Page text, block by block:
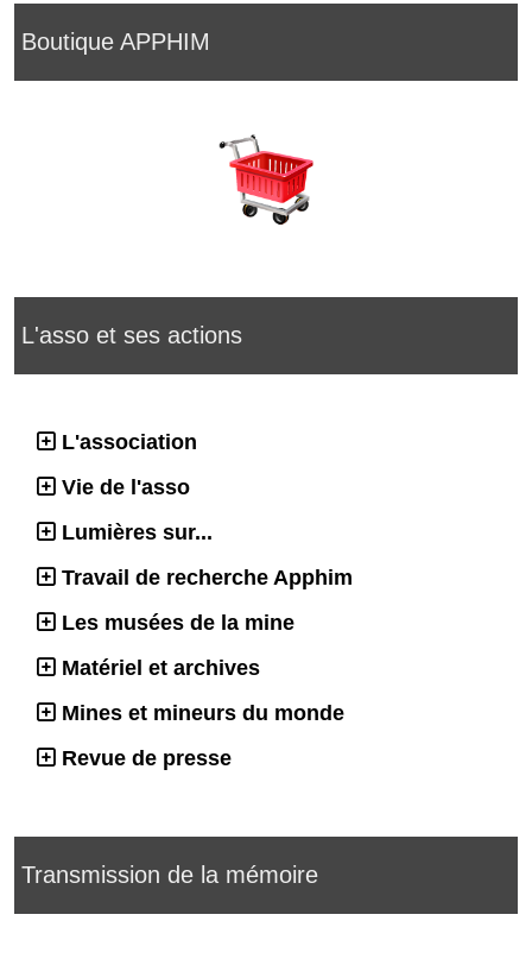
Boutique APPHIM
L'asso et ses actions
L'association
Vie de l'asso
Lumières sur...
Travail de recherche Apphim
Les musées de la mine
Matériel et archives
Mines et mineurs du monde
Revue de presse
Transmission de la mémoire